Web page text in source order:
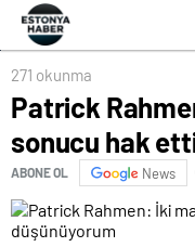
271 okunma
Patrick
sonucu hak
ABONE OL News